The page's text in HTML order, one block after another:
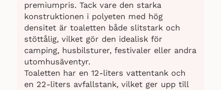
premiumpris. Tack vare den starka
konstruktionen i polyeten med hög
densitet är toaletten både slitstark och
stöttålig, vilket gör den idealisk för
camping, husbilsturer, festivaler eller andra
utomhusäventyr.
Toaletten har en 12-liters vattentank och
en 22-liters avfallstank, vilket ger upp till